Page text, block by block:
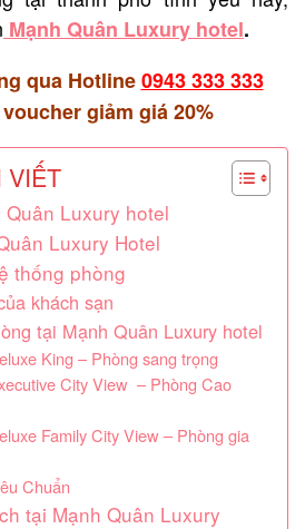
Mạnh Quân Luxury hotel.
qua Hotline 0943 333 333
giảm giá 20%
VIẾT
Luxury hotel
Luxury Hotel
thống phòng
khách sạn
tại Mạnh Quân Luxury hotel
King – Phòng sang trọng
City View – Phòng Cao
Family City View – Phòng gia
Chuẩn
tại Mạnh Quân Luxury